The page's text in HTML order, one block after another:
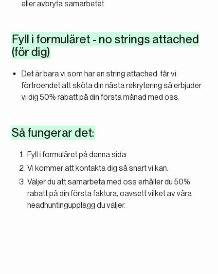
eller avbryta samarbetet.
Fyll i formuläret - no strings attached
(för dig)
Det är bara vi som har en string attached: får vi
förtroendet att sköta din nästa rekrytering så erbjuder
vi dig 50% rabatt på din första månad med oss.
Så fungerar det:
Fyll i formuläret på denna sida.
Vi kommer att kontakta dig så snart vi kan.
Väljer du att samarbeta med oss erhåller du 50%
rabatt på din första faktura, oavsett vilket av våra
headhuntingupplägg du väljer.